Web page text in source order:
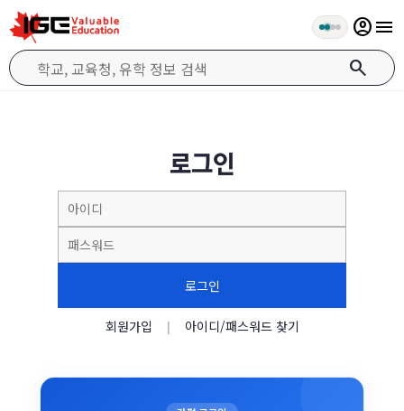
search
account_circlemenu
로그인
로그인
회원가입 | 아이디/패스워드 찾기